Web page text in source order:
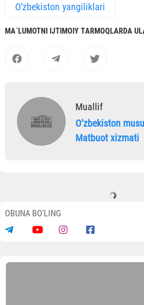
O'zbekiston yangiliklari
MА`LUMOTNI IJTIMOIY TАRMOQLАRDА
Muallif
Oʼzbekiston
Matbuot xizmati
OBUNA BO'LING